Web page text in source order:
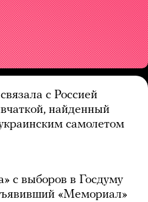
с Россией
найденный
самолетом
с выборов в Госдуму
«Мемориал»